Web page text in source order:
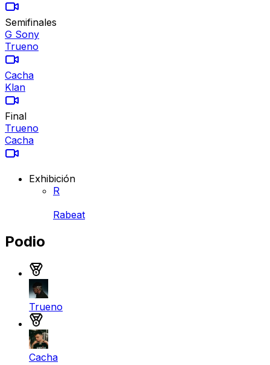
Semifinales
G Sony
Trueno
Cacha
Klan
Final
Trueno
Cacha
Exhibición
R
Rabeat
Podio
Trueno
Cacha